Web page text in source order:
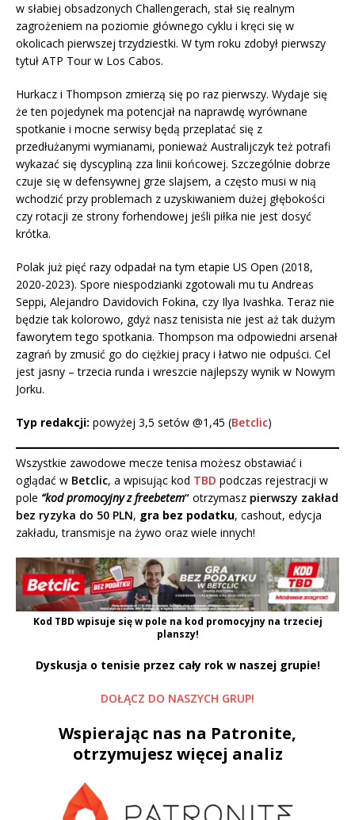
w słabiej obsadzonych Challengerach, stał się realnym
zagrożeniem na poziomie głównego cyklu i kręci się w
okolicach pierwszej trzydziestki. W tym roku zdobył pierwszy
tytuł ATP Tour w Los Cabos.
Hurkacz i Thompson zmierzą się po raz pierwszy. Wydaje się
że ten pojedynek ma potencjał na naprawdę wyrównane
spotkanie i mocne serwisy będą przeplatać się z
przedłużanymi wymianami, ponieważ Australijczyk też potrafi
wykazać się dyscypliną zza linii końcowej. Szczególnie dobrze
czuje się w defensywnej grze slajsem, a często musi w nią
wchodzić przy problemach z uzyskiwaniem dużej głębokości
czy rotacji ze strony forhendowej jeśli piłka nie jest dosyć
krótka.
Polak już pięć razy odpadał na tym etapie US Open (2018,
2020-2023). Spore niespodzianki zgotowali mu tu Andreas
Seppi, Alejandro Davidovich Fokina, czy Ilya Ivashka. Teraz nie
będzie tak kolorowo, gdyż nasz tenisista nie jest aż tak dużym
faworytem tego spotkania. Thompson ma odpowiedni arsenał
zagrań by zmusić go do ciężkiej pracy i łatwo nie odpuści. Cel
jest jasny – trzecia runda i wreszcie najlepszy wynik w Nowym
Jorku.
Typ redakcji: powyżej 3,5 setów @1,45 (Betclic)
Wszystkie zawodowe mecze tenisa możesz obstawiać i
oglądać w Betclic, a wpisując kod TBD podczas rejestracji w
pole “kod promocyjny z freebetem“ otrzymasz pierwszy zakład
bez ryzyka do 50 PLN, gra bez podatku, cashout, edycja
zakładu, transmisje na żywo oraz wiele innych!
Kod TBD wpisuje się w pole na kod promocyjny na trzeciej
planszy!
Dyskusja o tenisie przez cały rok w naszej grupie!
DOŁĄCZ DO NASZYCH GRUP!
Wspierając nas na Patronite,
otrzymujesz więcej analiz